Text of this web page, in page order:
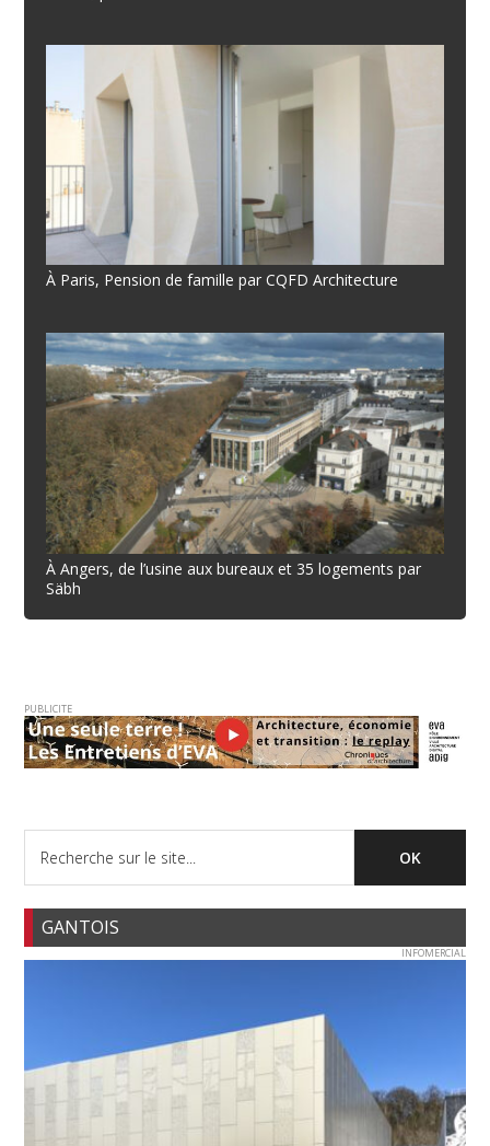
À Paris, Pension de famille par CQFD Architecture
À Angers, de l’usine aux bureaux et 35 logements par
Säbh
PUBLICITE
GANTOIS
INFOMERCIAL